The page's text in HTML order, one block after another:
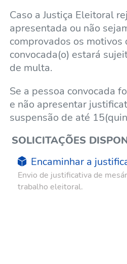
Caso a Justiça Eleitoral
apresentada ou não
comprovados os motivos
convocada(o) estará
de multa.
Se a pessoa convocada
e não apresentar
suspensão de até
SOLICITAÇÕES
Encaminhar a
Envio de justificativa de
trabalho eleitoral.